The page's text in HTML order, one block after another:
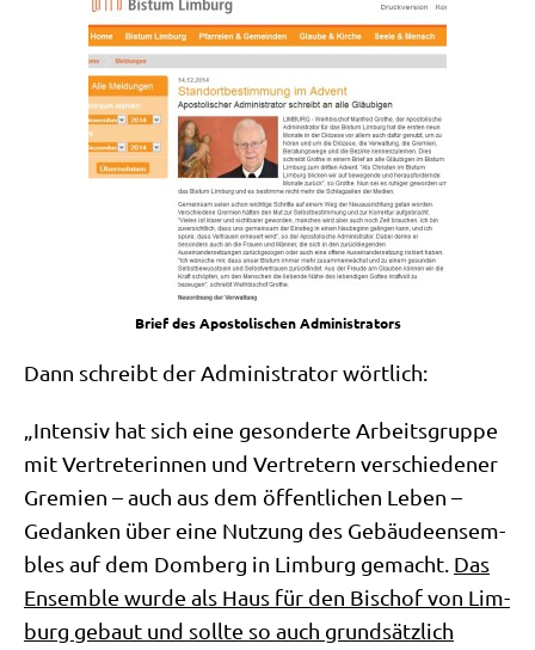
Brief des Apo­sto­li­schen Administrators
Dann schreibt der Admi­ni­stra­tor wörtlich:
„Inten­siv hat sich eine geson­der­te Arbeits­grup­pe
mit Ver­tre­te­rin­nen und Ver­tre­tern ver­schie­de­ner
Gre­mi­en – auch aus dem öffent­li­chen Leben –
Gedan­ken über eine Nut­zung des Gebäu­de­en­sem­
bles auf dem Dom­berg in Lim­burg gemacht. Das
Ensem­ble wur­de als Haus für den Bischof von Lim­
burg gebaut und soll­te so auch grund­sätz­lich